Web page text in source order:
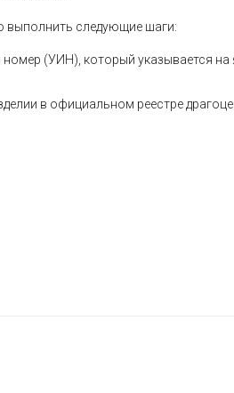
выполнить следующие шаги:
(УИН), который указывается на
в официальном реестре